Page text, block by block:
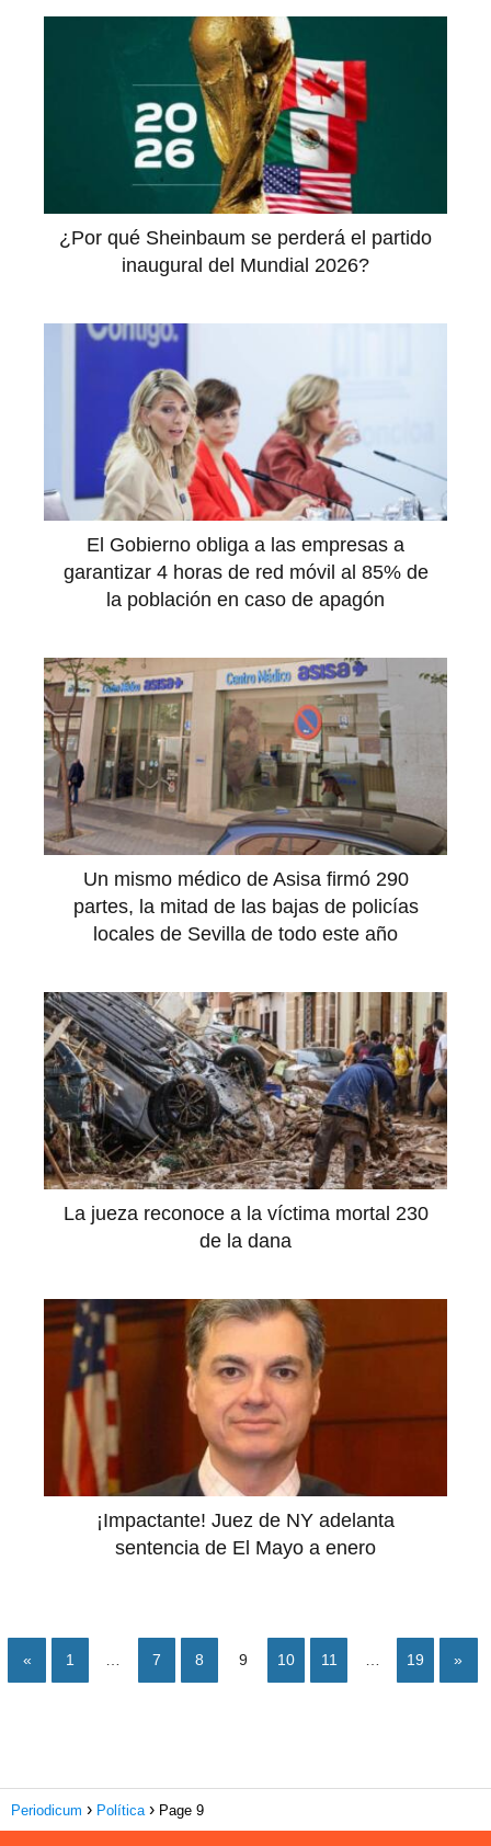
¿Por qué Sheinbaum se perderá el partido
inaugural del Mundial 2026?
El Gobierno obliga a las empresas a
garantizar 4 horas de red móvil al 85% de
la población en caso de apagón
Un mismo médico de Asisa firmó 290
partes, la mitad de las bajas de policías
locales de Sevilla de todo este año
La jueza reconoce a la víctima mortal 230
de la dana
¡Impactante! Juez de NY adelanta
sentencia de El Mayo a enero
« 1 7 8 9 10 11 19 »
Periodicum Política Page 9